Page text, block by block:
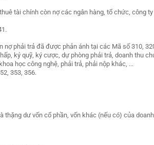
tài chính còn nợ các ngân hàng, tổ chức, công
phải trả đã được phản ánh tại các Mã số 310,
ký quỹ, ký cược, dự phòng phải trả, doanh thu
học công nghệ, phải trả, phải nộp khác, ...
353, 356.
dư vốn cổ phần, vốn khác (nếu có) của